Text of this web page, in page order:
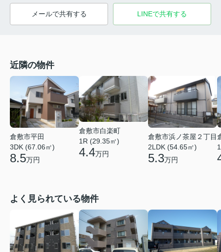
メールで共有する LINEで共有する
近隣の物件
倉敷市平田
3DK (67.06㎡)
8.5万円
倉敷市白楽町
1R (29.35㎡)
4.4万円
倉敷市浜ノ茶屋２丁目
2LDK (54.65㎡)
5.3万円
よく見られている物件